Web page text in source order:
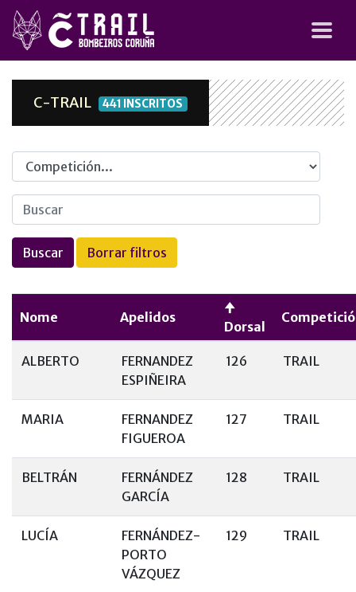
C-TRAIL 441 INSCRITOS
Competicion
Nome Apelidos
Dorsal
ALBERTO
FERNANDEZ
ESPIÑEIRA
126 TRAIL
MARIA
FERNANDEZ
FIGUEROA
127 TRAIL
BELTRÁN
FERNÁNDEZ
GARCÍA
128 TRAIL
LUCÍA
FERNÁNDEZ-
PORTO
VÁZQUEZ
129 TRAIL